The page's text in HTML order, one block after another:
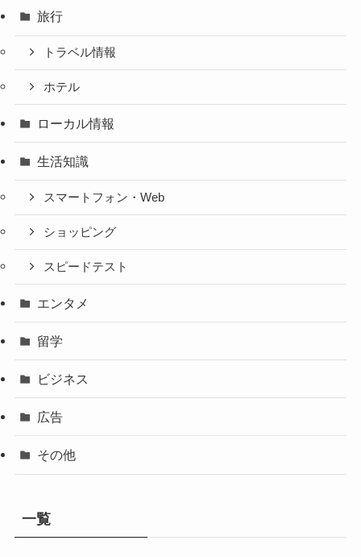
旅行
トラベル情報
ホテル
ローカル情報
生活知識
スマートフォン・Web
ショッピング
スピードテスト
エンタメ
留学
ビジネス
広告
その他
一覧